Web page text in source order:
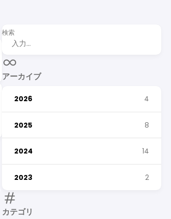
検索
アーカイブ
2026 4
2025 8
2024 14
2023 2
カテゴリ